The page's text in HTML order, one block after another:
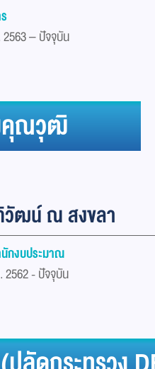
– ปัจจุบัน
คุณวุฒิ
วัฒน์ ณ สงขลา
กงบประมาณ
2562 - ปัจจุบัน